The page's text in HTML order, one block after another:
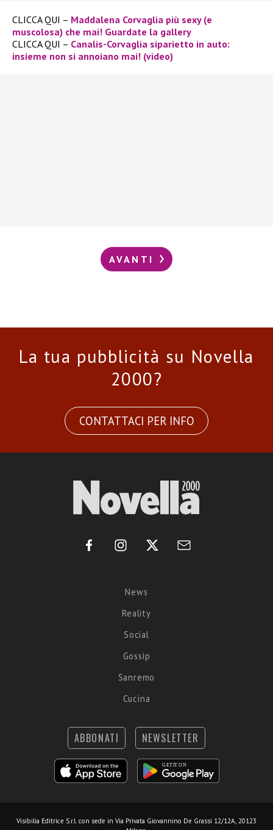
CLICCA QUI – Maddalena Corvaglia più sexy (e
muscolosa) che mai! Guardate la gallery
CLICCA QUI – Canalis-Corvaglia siparietto in auto:
insieme non si annoiano mai! (video)
AVANTI
La tua pubblicità su Novella
2000?
CONTATTACI PER INFO
News
Reality
Social
Gossip
Sanremo
Cucina
ABBONATI NEWSLETTER
Visibilia Editrice S.r.l. con sede in Via Privata Giovannino De Grassi 12/12A, 20123